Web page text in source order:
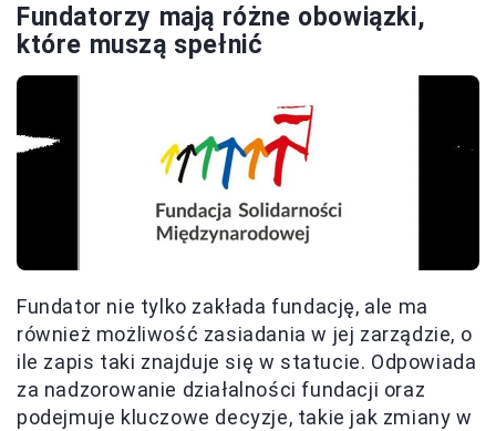
Fundatorzy mają różne obowiązki,
które muszą spełnić
Fundator nie tylko zakłada fundację, ale ma
również możliwość zasiadania w jej zarządzie, o
ile zapis taki znajduje się w statucie. Odpowiada
za nadzorowanie działalności fundacji oraz
podejmuje kluczowe decyzje, takie jak zmiany w